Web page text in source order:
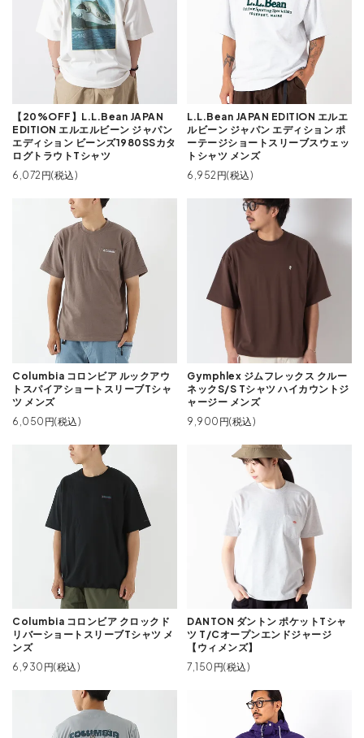
【20%OFF】L.L.Bean JAPAN
EDITION エルエルビーン ジャパン
エディション ビーンズ1980SSカタ
ログトラウトTシャツ
6,072円(税込)
L.L.Bean JAPAN EDITION エルエ
ルビーン ジャパン エディション ポ
ーテージショートスリーブスウェッ
トシャツ メンズ
6,952円(税込)
Columbia コロンビア ルックアウ
トスパイアショートスリーブTシャ
ツ メンズ
6,050円(税込)
Gymphlex ジムフレックス クルー
ネックS/S Tシャツ ハイカウントジ
ャージー メンズ
9,900円(税込)
Columbia コロンビア クロックド
リバーショートスリーブTシャツ メ
ンズ
6,930円(税込)
DANTON ダントン ポケットTシャ
ツ T/Cオープンエンドジャージ
【ウィメンズ】
7,150円(税込)